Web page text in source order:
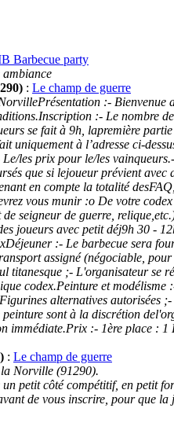
Barbecue party
ambiance
: Le champ de guerre
:- Bienvenue
:- Le nombre
se fait à 9h, lapremière
uniquement à l’adresse ci-
les prix pour le/les
que si lejoueur prévient
en compte la totalité
vous munir :o De votre
seigneur de guerre,
joueurs avec petit déj9h 30 -
:- Le barbecue sera
assigné (négociable,
titanesque ;- L'organisateur se
codex.Peinture et
alternatives autorisées
sont à la discrétion
immédiate.Prix :- 1ère place :
: Le champ de guerre
la Norville (91290).
petit côté compétitif, en petit
de vous inscrire, pour que